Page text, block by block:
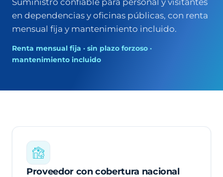
Suministro confiable para personal y visitantes
en dependencias y oficinas públicas, con renta
mensual fija y mantenimiento incluido.
Renta mensual fija · sin plazo forzoso ·
mantenimiento incluido
Proveedor con cobertura nacional